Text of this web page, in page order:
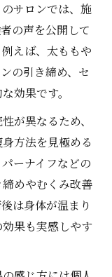
を徹底検証
かる施術の特
ポイントとコ
き
失敗しないコ
的な選び方
選びの基準
較の視点
ンを見つける
サロンでは、施
の声を公開して
えば、太ももや
の引き締め、セ
効果です。
が異なるため、
方法を見極める
ーナイフなどの
めやむくみ改善
は身体が温まり
果も実感しやす